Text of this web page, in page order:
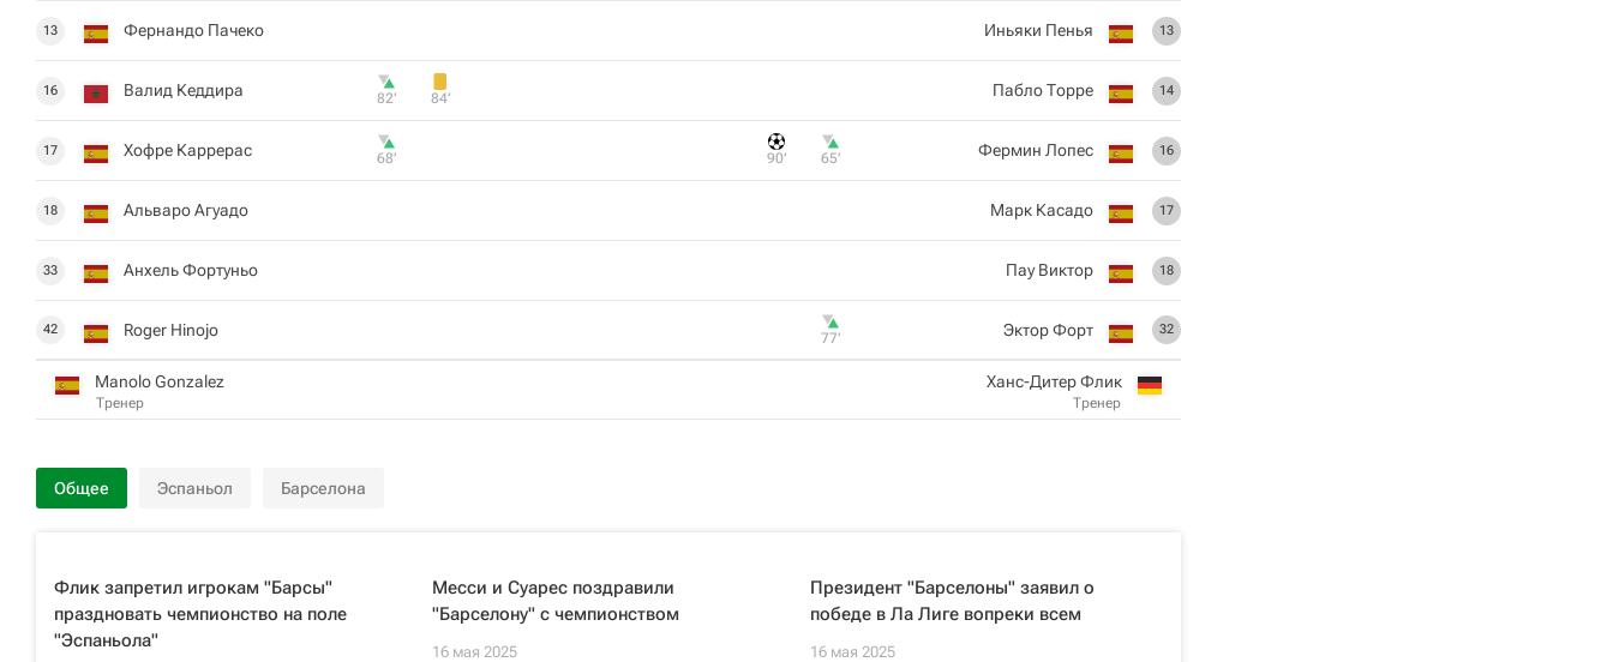
13 Фернандо Пачеко
16 Валид Кеддира 82‎’‎ 84‎’‎
17 Хофре Каррерас 68‎’‎
18 Альваро Агуадо
33 Анхель Фортуньо
42 Roger Hinojo
Manolo Gonzalez
Тренер
13
Иньяки Пенья
14
Пабло Торре
16
Фермин Лопес
65‎’‎
90‎’‎
17
Марк Касадо
18
Пау Виктор
32
Эктор Форт
77‎’‎
Ханс-Дитер Флик
Тренер
Общее Эспаньол Барселона
Флик запретил игрокам "Барсы"
праздновать чемпионство на поле
"Эспаньола"
Месси и Суарес поздравили
"Барселону" с чемпионством
16 мая 2025
Президент "Барселоны" заявил о
победе в Ла Лиге вопреки всем
16 мая 2025